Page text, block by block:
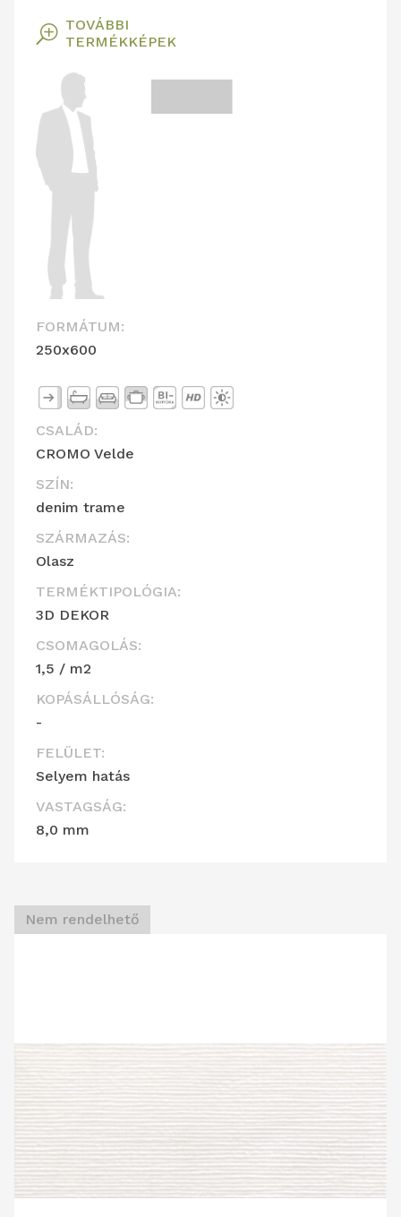
T TOVÁBBI
TERMÉKKÉPEK
FORMÁTUM:
250x600
CSALÁD:
CROMO Velde
SZÍN:
denim trame
SZÁRMAZÁS:
Olasz
TERMÉKTIPOLÓGIA:
3D DEKOR
CSOMAGOLÁS:
1,5 / m2
KOPÁSÁLLÓSÁG:
-
FELÜLET:
Selyem hatás
VASTAGSÁG:
8,0 mm
Nem rendelhető